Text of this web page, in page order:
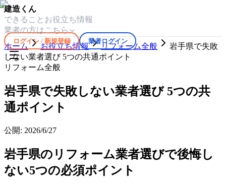
建造くん
できること お役立ち情報
業者の方はこちら
ログイン / 新規登録 業者ログイン
ホーム お役立ち情報 リフォーム全般
岩手県で失敗
しない業者選び 5つの共通ポイント
リフォーム全般
岩手県で失敗しない業者選び 5つの共
通ポイント
公開: 2026/6/27
岩手県のリフォーム業者選びで後悔し
ない5つの必須ポイント